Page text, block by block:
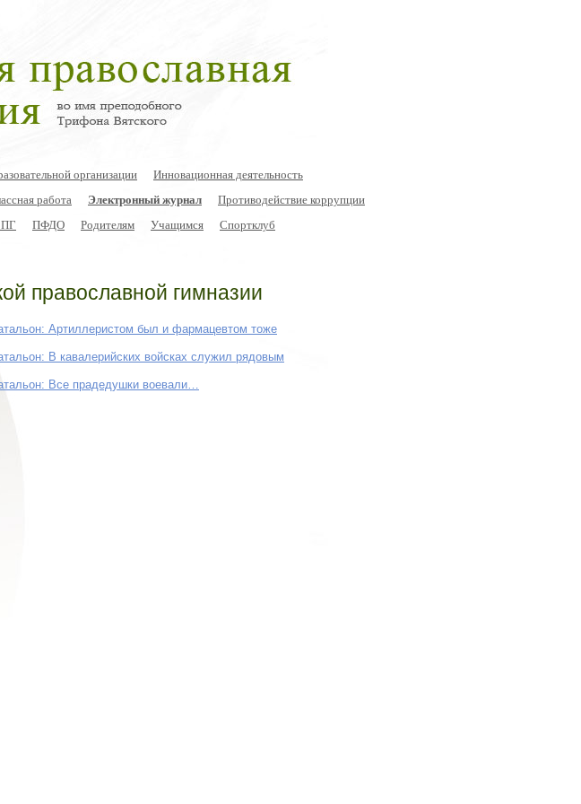
организации
Инновационная деятельность
работа Электронный журнал
Противодействие коррупции
ПФДО Родителям Учащимся Спортклуб
православной гимназии
Артиллеристом был и фармацевтом тоже
В кавалерийских войсках служил рядовым
Все прадедушки воевали…